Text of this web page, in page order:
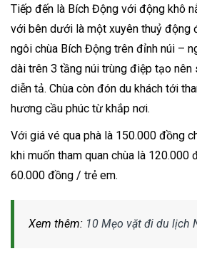
Tiếp đến là Bích Động với động khô
với bên dưới là một xuyên thuỷ động
ngôi chùa Bích Động trên đỉnh núi –
dài trên 3 tầng núi trùng điệp tạo
diễn tả. Chùa còn đón du khách tới
hương cầu phúc từ khắp nơi.
Với giá vé qua phà là 150.000 đồng
khi muốn tham quan chùa là
60.000 đồng / trẻ em.
Xem thêm: 10 Mẹo vặt đi du lịch